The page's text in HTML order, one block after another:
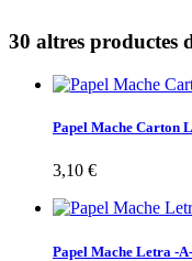
30 altres productes
Papel Mache Carton
3,10 €
Papel Mache Letra -